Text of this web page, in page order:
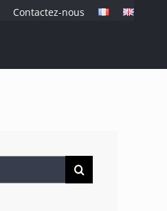
Contactez-nous